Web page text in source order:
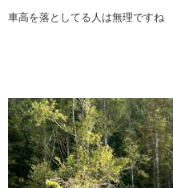
車高を落としてる人は無理ですね